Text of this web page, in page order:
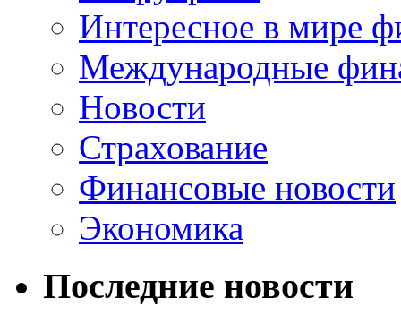
Интересное в мире
Международные
Новости
Страхование
Финансовые новости
Экономика
Последние новости